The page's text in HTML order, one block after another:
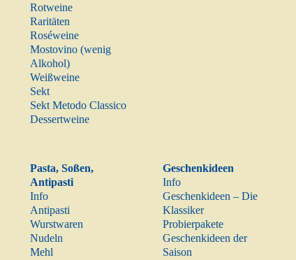
Rotweine
Raritäten
Roséweine
Mostovino (wenig
Alkohol)
Weißweine
Sekt
Sekt Metodo Classico
Dessertweine
Pasta, Soßen,
Antipasti
Info
Antipasti
Wurstwaren
Nudeln
Mehl
Geschenkideen
Info
Geschenkideen – Die
Klassiker
Probierpakete
Geschenkideen der
Saison